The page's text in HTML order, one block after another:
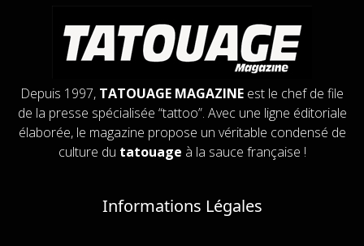
Depuis 1997, TATOUAGE MAGAZINE est le chef de file
de la presse spécialisée “tattoo”. Avec une ligne éditoriale
élaborée, le magazine propose un véritable condensé de
culture du tatouage à la sauce française !
Informations Légales